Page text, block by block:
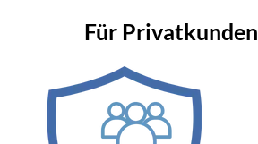
Für Privatkunden